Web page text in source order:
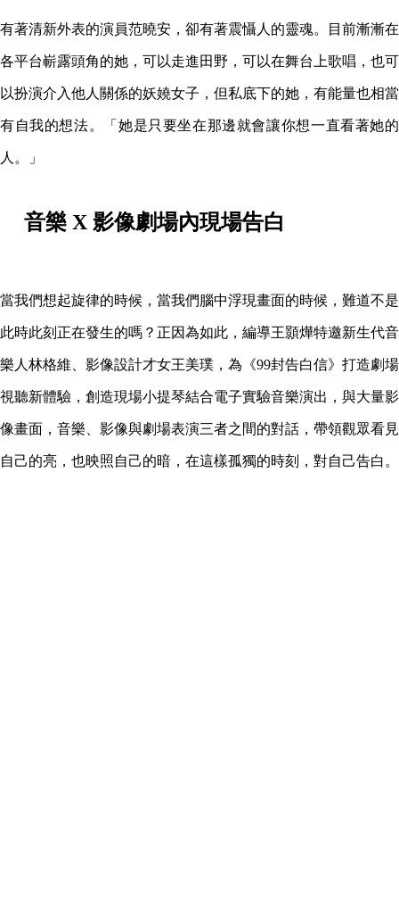
有著清新外表的演員范曉安，卻有著震懾人的靈魂。目前漸漸在
各平台嶄露頭角的她，可以走進田野，可以在舞台上歌唱，也可
以扮演介入他人關係的妖嬈女子，但私底下的她，有能量也相當
有自我的想法。「她是只要坐在那邊就會讓你想一直看著她的
人。」
音樂 X 影像劇場內現場告白
當我們想起旋律的時候，當我們腦中浮現畫面的時候，難道不是
此時此刻正在發生的嗎？正因為如此，編導王顥燁特邀新生代音
樂人林格維、影像設計才女王美璞，為《99封告白信》打造劇場
視聽新體驗，創造現場小提琴結合電子實驗音樂演出，與大量影
像畫面，音樂、影像與劇場表演三者之間的對話，帶領觀眾看見
自己的亮，也映照自己的暗，在這樣孤獨的時刻，對自己告白。